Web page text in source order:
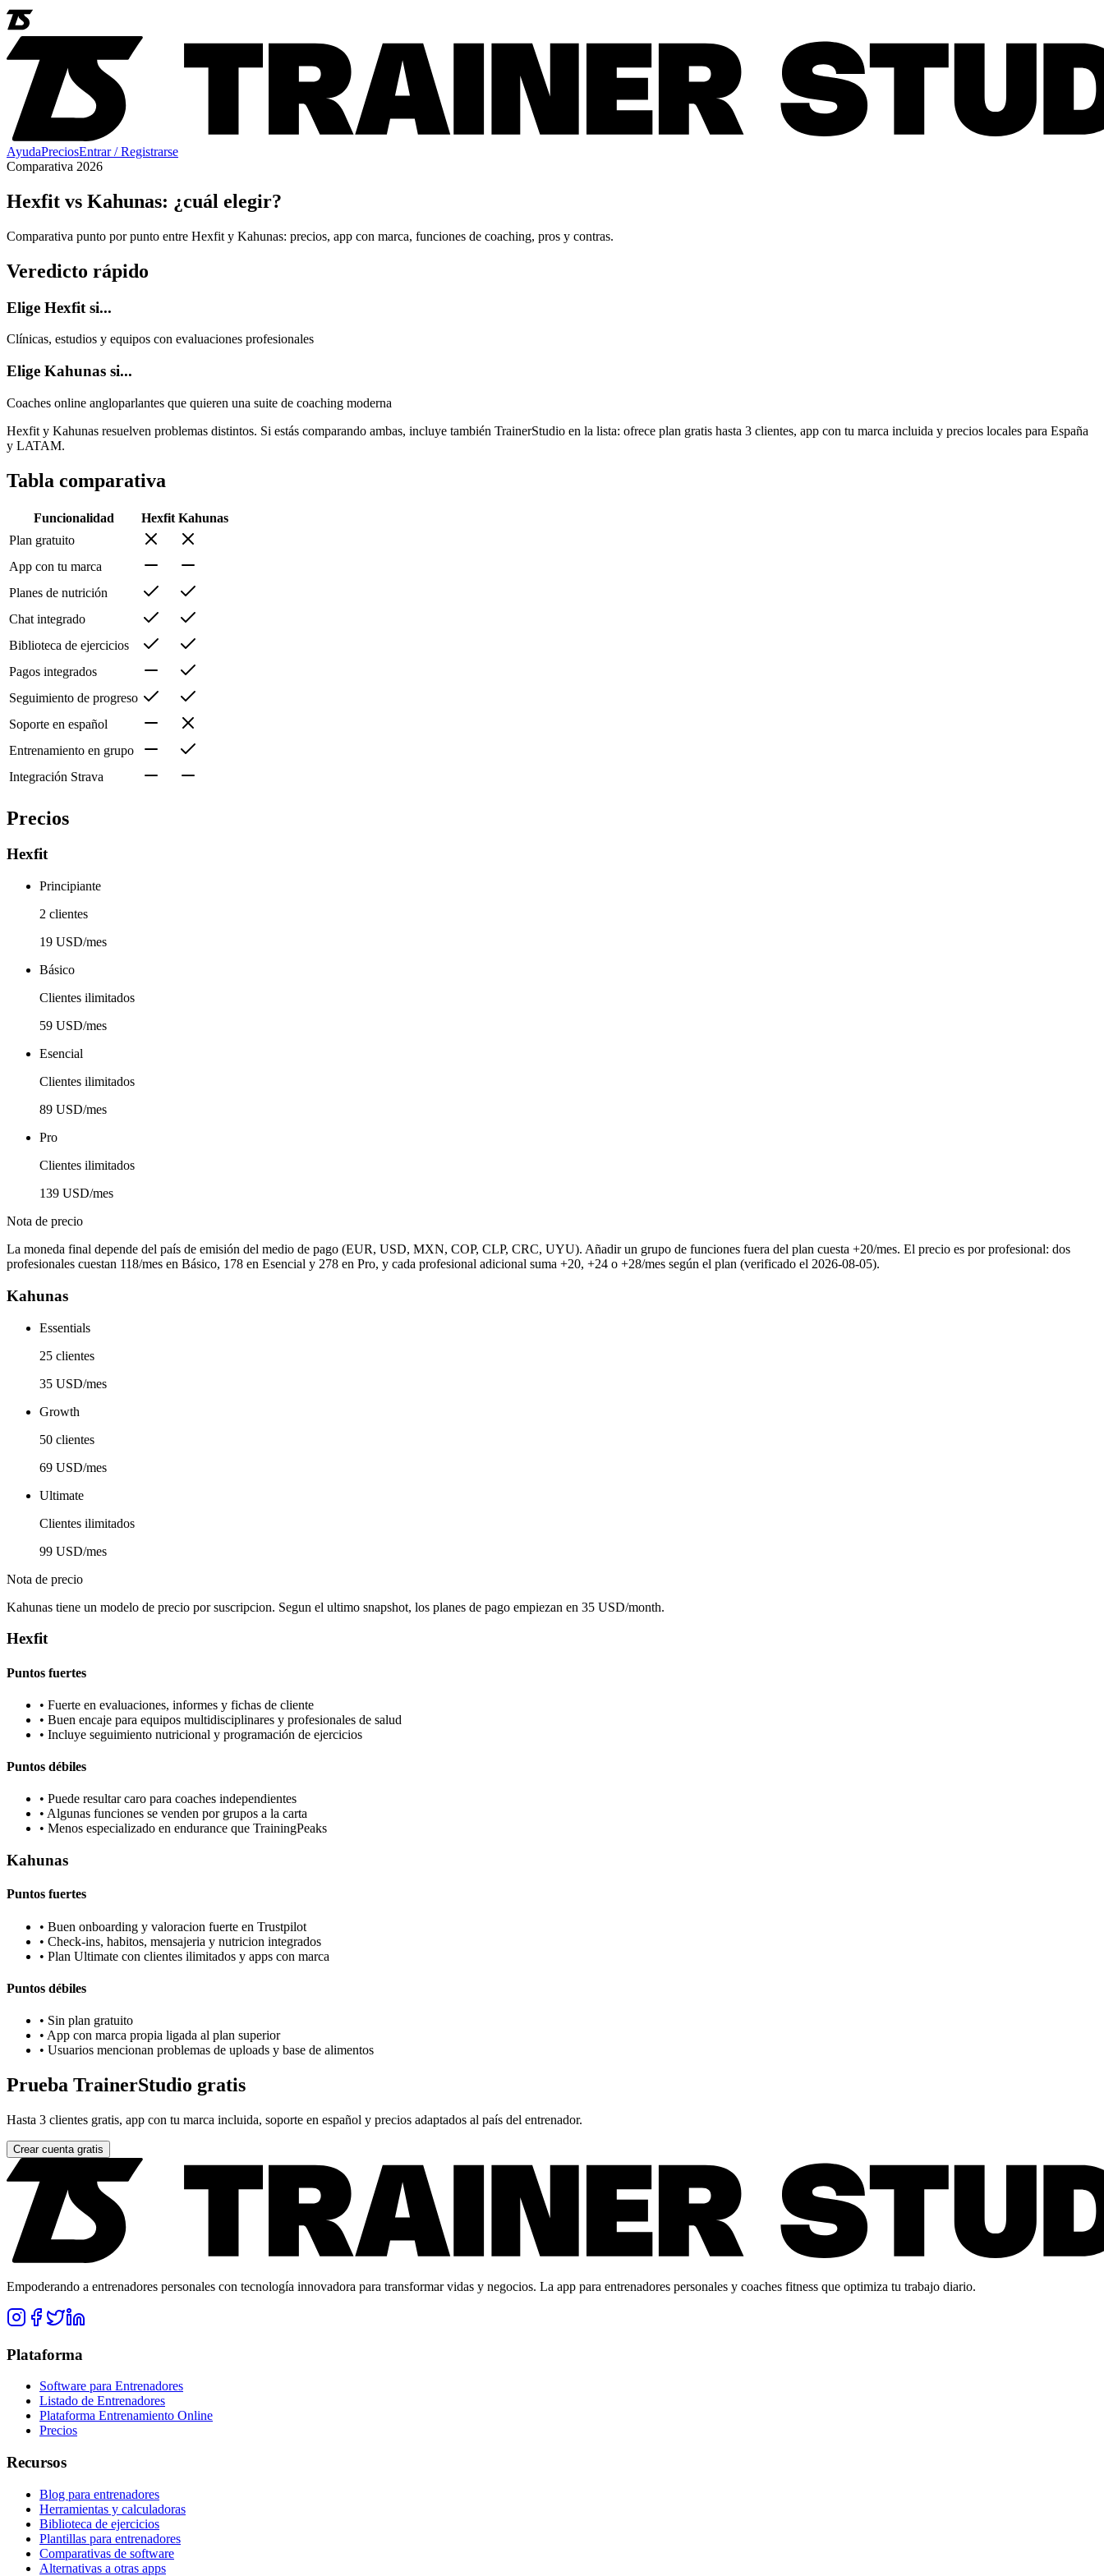
AyudaPreciosEntrar / Registrarse
Comparativa 2026
Hexfit vs Kahunas: ¿cuál elegir?
Comparativa punto por punto entre Hexfit y Kahunas: precios, app con marca, funciones de coaching, pros y contras.
Veredicto rápido
Elige Hexfit si...
Clínicas, estudios y equipos con evaluaciones profesionales
Elige Kahunas si...
Coaches online angloparlantes que quieren una suite de coaching moderna
Hexfit y Kahunas resuelven problemas distintos. Si estás comparando ambas, incluye también TrainerStudio en la lista: ofrece plan gratis hasta 3 clientes, app con tu marca incluida y precios locales para España
y LATAM.
Tabla comparativa
Funcionalidad Hexfit Kahunas
Plan gratuito
App con tu marca
Planes de nutrición
Chat integrado
Biblioteca de ejercicios
Pagos integrados
Seguimiento de progreso
Soporte en español
Entrenamiento en grupo
Integración Strava
Precios
Hexfit
Principiante
2 clientes
19 USD/mes
Básico
Clientes ilimitados
59 USD/mes
Esencial
Clientes ilimitados
89 USD/mes
Pro
Clientes ilimitados
139 USD/mes
Nota de precio
La moneda final depende del país de emisión del medio de pago (EUR, USD, MXN, COP, CLP, CRC, UYU). Añadir un grupo de funciones fuera del plan cuesta +20/mes. El precio es por profesional: dos
profesionales cuestan 118/mes en Básico, 178 en Esencial y 278 en Pro, y cada profesional adicional suma +20, +24 o +28/mes según el plan (verificado el 2026-08-05).
Kahunas
Essentials
25 clientes
35 USD/mes
Growth
50 clientes
69 USD/mes
Ultimate
Clientes ilimitados
99 USD/mes
Nota de precio
Kahunas tiene un modelo de precio por suscripcion. Segun el ultimo snapshot, los planes de pago empiezan en 35 USD/month.
Hexfit
Puntos fuertes
• Fuerte en evaluaciones, informes y fichas de cliente
• Buen encaje para equipos multidisciplinares y profesionales de salud
• Incluye seguimiento nutricional y programación de ejercicios
Puntos débiles
• Puede resultar caro para coaches independientes
• Algunas funciones se venden por grupos a la carta
• Menos especializado en endurance que TrainingPeaks
Kahunas
Puntos fuertes
• Buen onboarding y valoracion fuerte en Trustpilot
• Check-ins, habitos, mensajeria y nutricion integrados
• Plan Ultimate con clientes ilimitados y apps con marca
Puntos débiles
• Sin plan gratuito
• App con marca propia ligada al plan superior
• Usuarios mencionan problemas de uploads y base de alimentos
Prueba TrainerStudio gratis
Hasta 3 clientes gratis, app con tu marca incluida, soporte en español y precios adaptados al país del entrenador.
Crear cuenta gratis
Empoderando a entrenadores personales con tecnología innovadora para transformar vidas y negocios. La app para entrenadores personales y coaches fitness que optimiza tu trabajo diario.
Plataforma
Software para Entrenadores
Listado de Entrenadores
Plataforma Entrenamiento Online
Precios
Recursos
Blog para entrenadores
Herramientas y calculadoras
Biblioteca de ejercicios
Plantillas para entrenadores
Comparativas de software
Alternativas a otras apps